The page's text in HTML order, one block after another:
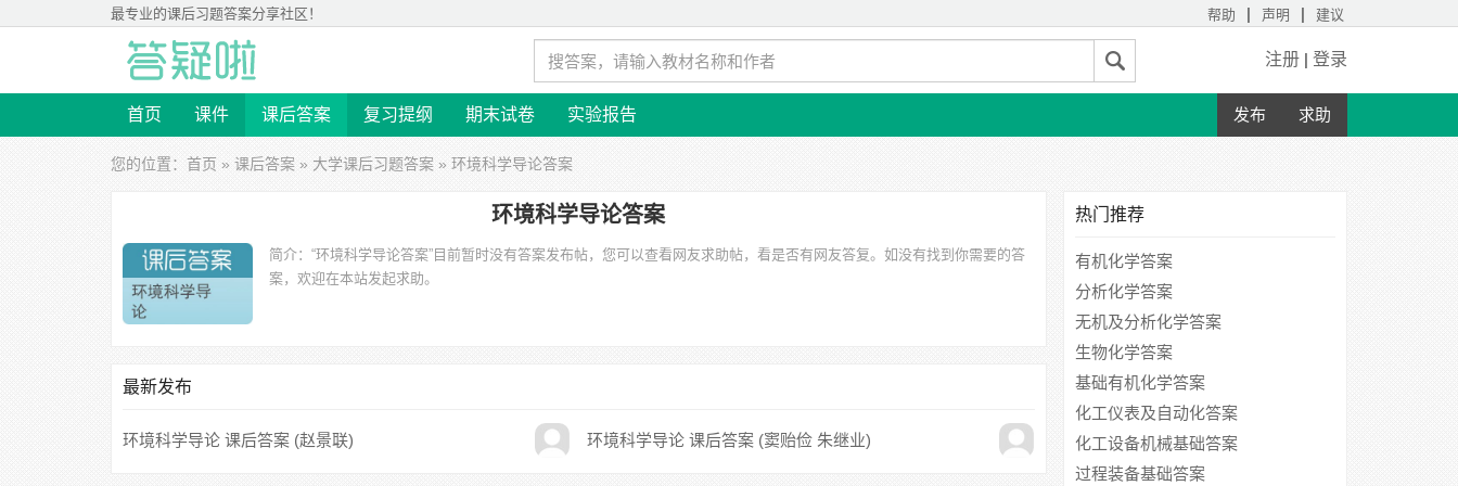
最专业的课后习题答案分享社区！ 帮助 | 声明 | 建议
注册 | 登录
首页 课件 课后答案 复习提纲 期末试卷 实验报告 发布 求助
您的位置： 首页 » 课后答案 » 大学课后习题答案 » 环境科学导论答案
环境科学导论答案
简介： “环境科学导论答案”目前暂时没有答案发布帖，您可以查看网友求助帖，看是否有网友答复。如没有找到你需要的答
案，欢迎在本站发起求助。
最新发布
环境科学导论 课后答案 (赵景联) 环境科学导论 课后答案 (窦贻俭 朱继业)
热门推荐
有机化学答案
分析化学答案
无机及分析化学答案
生物化学答案
基础有机化学答案
化工仪表及自动化答案
化工设备机械基础答案
过程装备基础答案